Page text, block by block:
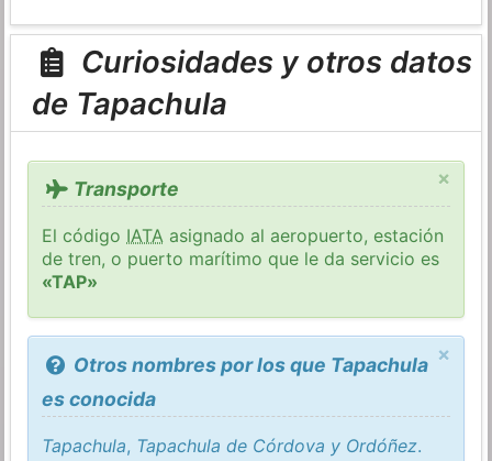
Curiosidades y otros datos
de Tapachula
×
Transporte
El código IATA asignado al aeropuerto, estación
de tren, o puerto marítimo que le da servicio es
«TAP»
×
Otros nombres por los que Tapachula
es conocida
Tapachula, Tapachula de Córdova y Ordóñez.